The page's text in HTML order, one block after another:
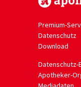
Premium-
Datenschutz
Download
Datenschutz-
Apotheker-